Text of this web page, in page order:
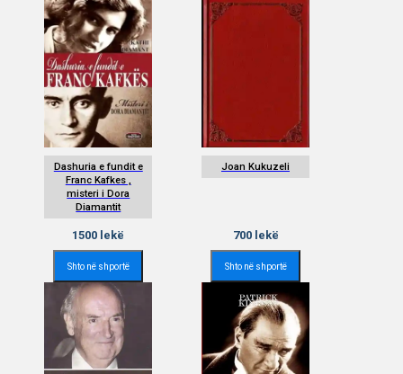
Dashuria e fundit e
Franc Kafkes ,
misteri i Dora
Diamantit
1500 lekë
Shto në shportë
Joan Kukuzeli
700lekë
Shto në shportë